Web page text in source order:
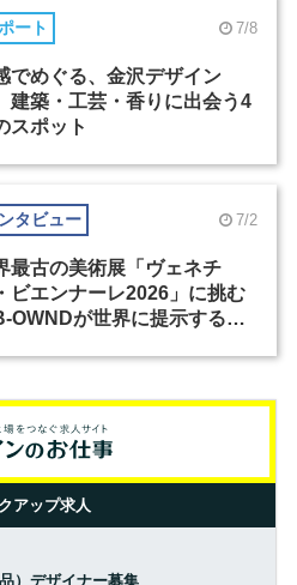
ート 7/8
でめぐる、金沢デザイン
建築・工芸・香りに出会う4
スポット
タビュー 7/2
最古の美術展「ヴェネチ
ビエンナーレ2026」に挑む
が世界に提示する美
アップ求人
）デザイナー募集